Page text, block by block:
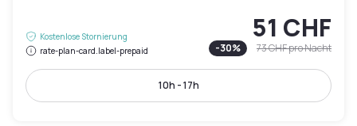
Kostenlose Stornierung
rate-plan-card.label-prepaid
51 CHF
-30% 73 CHFpro Nacht
10h - 17h